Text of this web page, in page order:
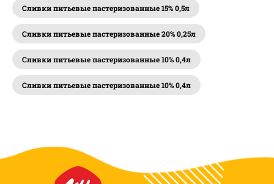
Сливки питьевые пастеризованные 15% 0,5л
Сливки питьевые пастеризованные 20% 0,25л
Сливки питьевые пастеризованные 10% 0,4л
Сливки питьевые пастеризованные 10% 0,4л